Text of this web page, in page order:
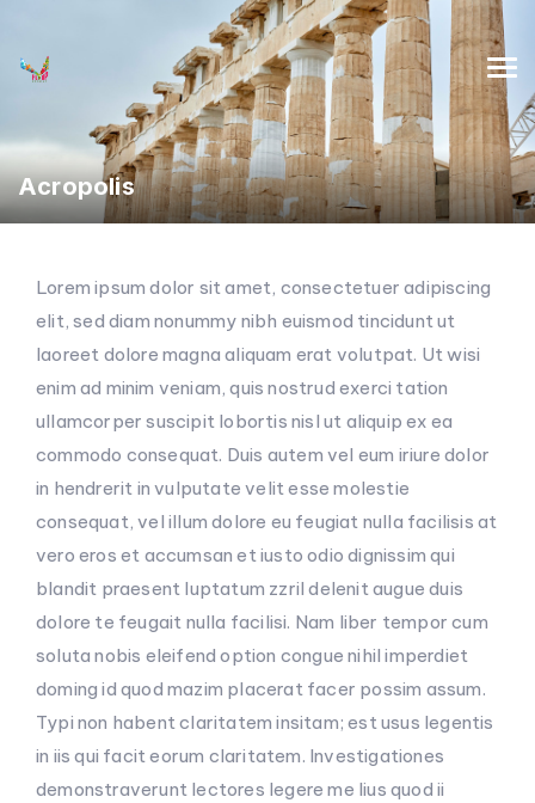
Acropolis
Lorem ipsum dolor sit amet, consectetuer adipiscing
elit, sed diam nonummy nibh euismod tincidunt ut
laoreet dolore magna aliquam erat volutpat. Ut wisi
enim ad minim veniam, quis nostrud exerci tation
ullamcorper suscipit lobortis nisl ut aliquip ex ea
commodo consequat. Duis autem vel eum iriure dolor
in hendrerit in vulputate velit esse molestie
consequat, vel illum dolore eu feugiat nulla facilisis at
vero eros et accumsan et iusto odio dignissim qui
blandit praesent luptatum zzril delenit augue duis
dolore te feugait nulla facilisi. Nam liber tempor cum
soluta nobis eleifend option congue nihil imperdiet
doming id quod mazim placerat facer possim assum.
Typi non habent claritatem insitam; est usus legentis
in iis qui facit eorum claritatem. Investigationes
demonstraverunt lectores legere me lius quod ii